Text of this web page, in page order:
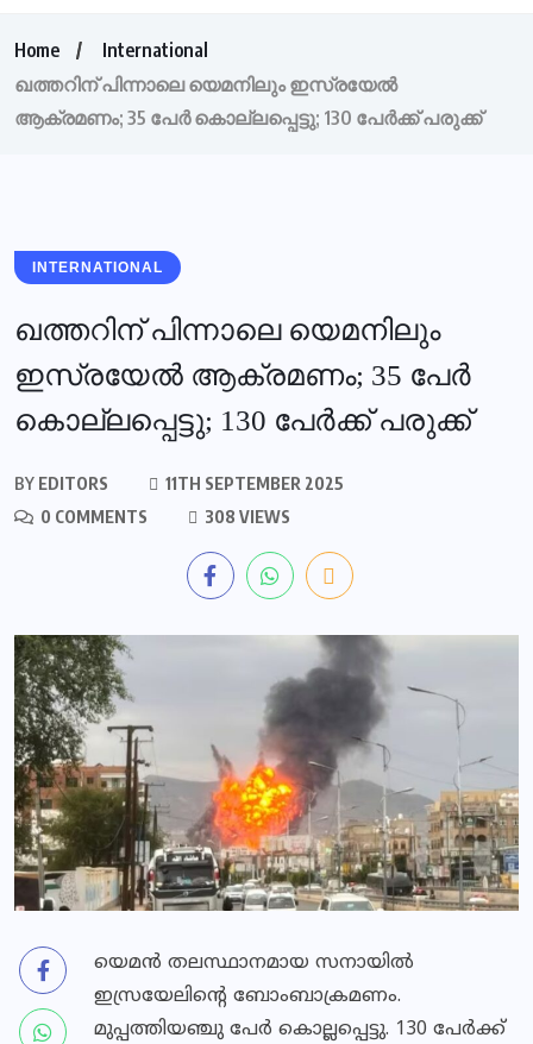
Home
International
ഖത്തറിന് പിന്നാലെ യെമനിലും ഇസ്രയേല്‍
ആക്രമണം; 35 പേര്‍ കൊല്ലപ്പെട്ടു; 130 പേര്‍ക്ക് പരുക്ക്
INTERNATIONAL
ഖത്തറിന് പിന്നാലെ യെമനിലും
ഇസ്രയേല്‍ ആക്രമണം; 35 പേര്‍
കൊല്ലപ്പെട്ടു; 130 പേര്‍ക്ക് പരുക്ക്
BY EDITORS
11TH SEPTEMBER 2025
0 COMMENTS
308 VIEWS
യെമന്‍ തലസ്ഥാനമായ സനായില്‍
ഇസ്രയേലിന്റെ ബോംബാക്രമണം.
മുപ്പത്തിയഞ്ചു പേര്‍ കൊല്ലപ്പെട്ടു. 130 പേര്‍ക്ക്